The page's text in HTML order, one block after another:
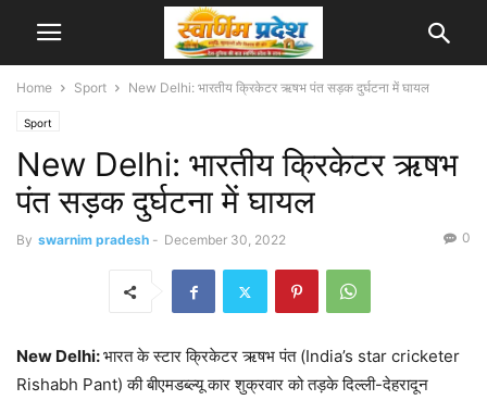
Home Sport New Delhi: भारतीय क्रिकेटर ऋषभ पंत सड़क दुर्घटना में घायल
Sport
New Delhi: भारतीय क्रिकेटर ऋषभ
पंत सड़क दुर्घटना में घायल
By swarnim pradesh - December 30, 2022 0
New Delhi:भारत के स्टार क्रिकेटर ऋषभ पंत (India’s star cricketer
Rishabh Pant) की बीएमडब्ल्यू कार शुक्रवार को तड़के दिल्ली-देहरादून